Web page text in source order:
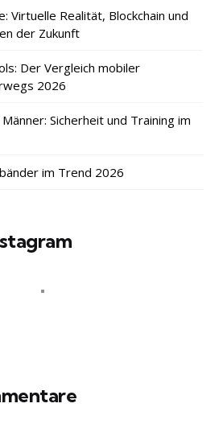
Virtuelle Realität, Blockchain und
der Zukunft
Der Vergleich mobiler
2026
Sicherheit und Training im
im Trend 2026